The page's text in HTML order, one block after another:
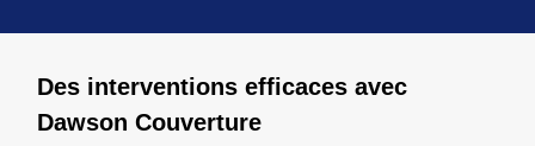
Des interventions efficaces avec
Dawson Couverture